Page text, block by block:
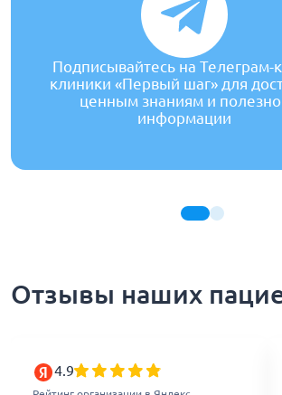
Подписывайтесь на Телеграм-
клиники «Первый шаг» для
ценным знаниям и
информации
Отзывы наших
4.9